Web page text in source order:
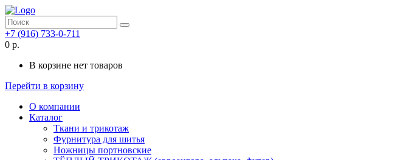
+7 (916) 733-0-711
0 р.
В корзине нет товаров
Перейти в корзину
О компании
Каталог
Ткани и трикотаж
Фурнитура для шитья
Ножницы портновские